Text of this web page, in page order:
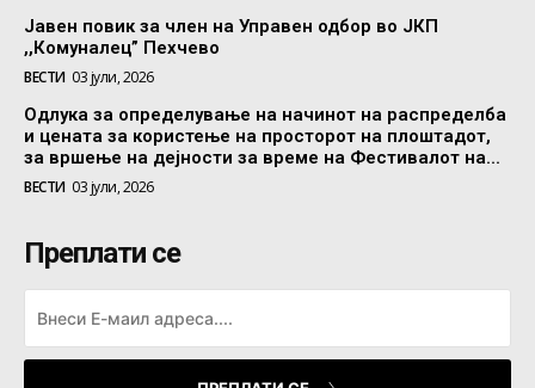
Јавен повик за член на Управен одбор во ЈКП
,,Комуналец” Пехчево
ВЕСТИ 03 јули, 2026
Одлука за определување на начинот на распределба
и цената за користење на просторот на плоштадот,
за вршење на дејности за време на Фестивалот на...
ВЕСТИ 03 јули, 2026
Преплати се